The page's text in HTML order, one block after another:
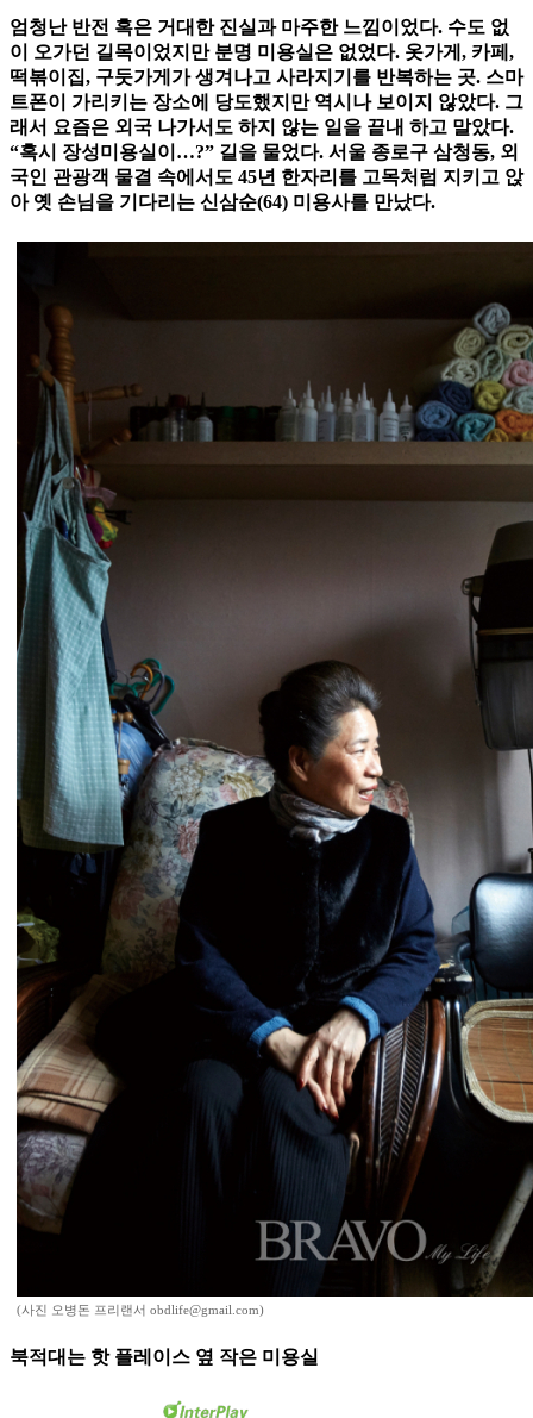
엄청난 반전 혹은 거대한 진실과 마주한 느낌이었다. 수도 없
이 오가던 길목이었지만 분명 미용실은 없었다. 옷가게, 카페,
떡볶이집, 구둣가게가 생겨나고 사라지기를 반복하는 곳. 스마
트폰이 가리키는 장소에 당도했지만 역시나 보이지 않았다. 그
래서 요즘은 외국 나가서도 하지 않는 일을 끝내 하고 말았다.
“혹시 장성미용실이…?” 길을 물었다. 서울 종로구 삼청동, 외
국인 관광객 물결 속에서도 45년 한자리를 고목처럼 지키고 앉
아 옛 손님을 기다리는 신삼순(64) 미용사를 만났다.
(사진 오병돈 프리랜서 obdlife@gmail.com)
북적대는 핫 플레이스 옆 작은 미용실